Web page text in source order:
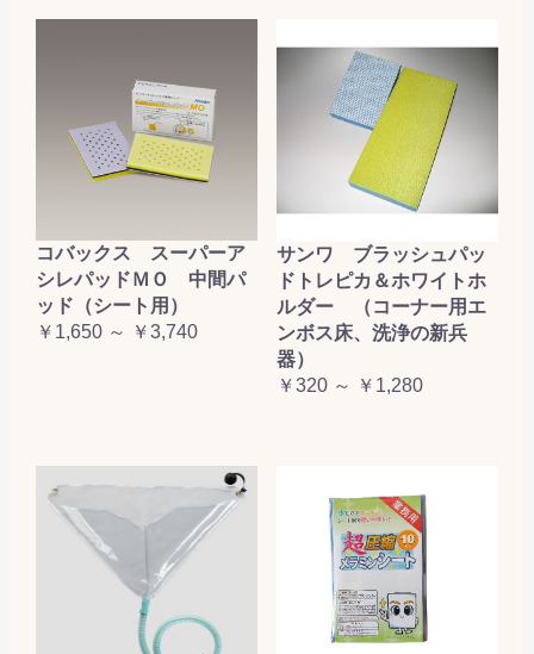
コバックス スーパーア
シレパッドＭＯ 中間パ
ッド（シート用）
￥1,650 ～ ￥3,740
サンワ ブラッシュパッ
ドトレピカ＆ホワイトホ
ルダー （コーナー用エ
ンボス床、洗浄の新兵
器）
￥320 ～ ￥1,280